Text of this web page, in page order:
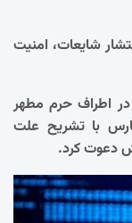
شایعات، امنیت
در اطراف حرم مطهر
با تشریح علت
دعوت کرد.